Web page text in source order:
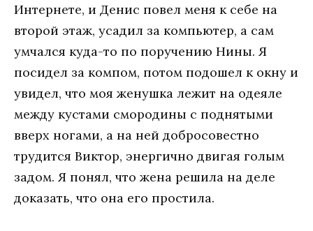
Интернете, и Денис повел меня к себе на
второй этаж, усадил за компьютер, а сам
умчался куда-то по поручению Нины. Я
посидел за компом, потом подошел к окну и
увидел, что моя женушка лежит на одеяле
между кустами смородины с поднятыми
вверх ногами, а на ней добросовестно
трудится Виктор, энергично двигая голым
задом. Я понял, что жена решила на деле
доказать, что она его простила.